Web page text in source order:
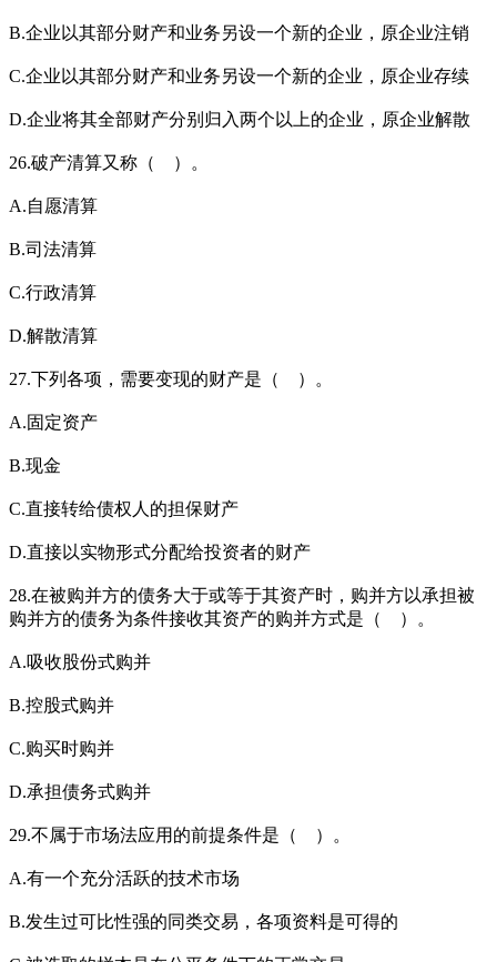
B.企业以其部分财产和业务另设一个新的企业，原企业注销
C.企业以其部分财产和业务另设一个新的企业，原企业存续
D.企业将其全部财产分别归入两个以上的企业，原企业解散
26.破产清算又称（ ）。
A.自愿清算
B.司法清算
C.行政清算
D.解散清算
27.下列各项，需要变现的财产是（ ）。
A.固定资产
B.现金
C.直接转给债权人的担保财产
D.直接以实物形式分配给投资者的财产
28.在被购并方的债务大于或等于其资产时，购并方以承担被
购并方的债务为条件接收其资产的购并方式是（ ）。
A.吸收股份式购并
B.控股式购并
C.购买时购并
D.承担债务式购并
29.不属于市场法应用的前提条件是（ ）。
A.有一个充分活跃的技术市场
B.发生过可比性强的同类交易，各项资料是可得的